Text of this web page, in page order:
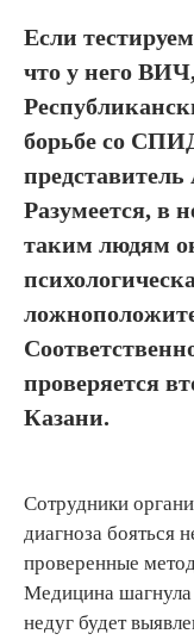
Если
что у него
борьбе со
Разумеется, в
таким людям
проверяется
Казани.
Сотрудники
диагноза бояться
проверенные
Медицина шагнула
недуг будет